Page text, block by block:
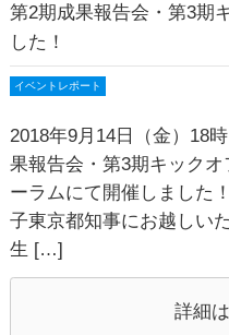
第2期成果報告会・第3期
した！
イベントレポート
2018年9月14日（金）18
果報告会・第3期キック
ーラムにて開催しました
子東京都知事にお越しい
生 […]
詳細